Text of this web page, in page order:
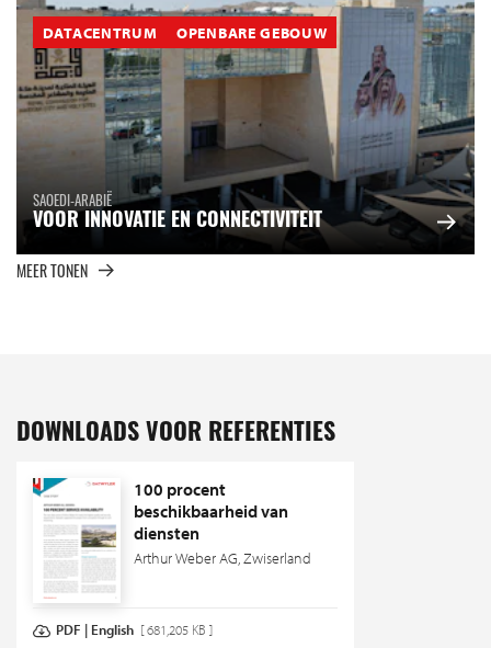
DATACENTRUM OPENBARE GEBOUW
SAOEDI-ARABIË
VOOR INNOVATIE EN CONNECTIVITEIT
MEER TONEN
DOWNLOADS VOOR REFERENTIES
100 procent
beschikbaarheid van
diensten
Arthur Weber AG, Zwiserland
PDF | English [ 681,205 KB ]